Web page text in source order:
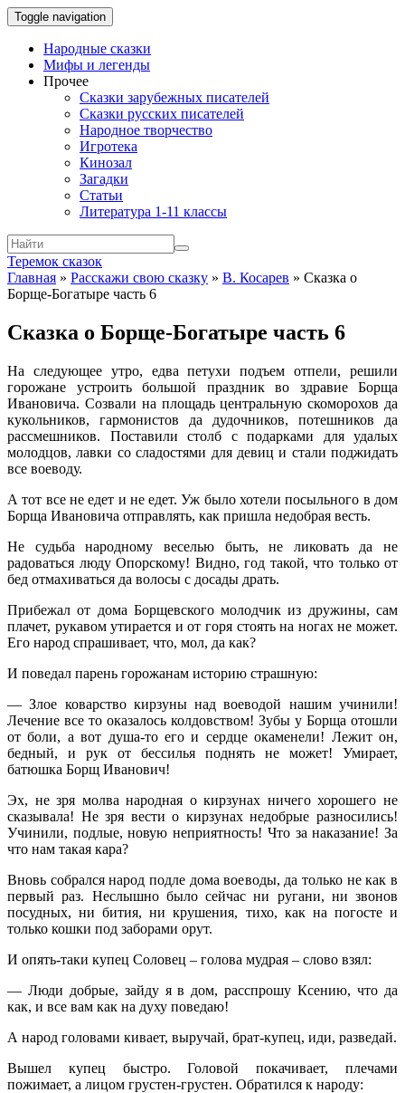
Toggle navigation
Народные сказки
Мифы и легенды
Прочее
Сказки зарубежных писателей
Сказки русских писателей
Народное творчество
Игротека
Кинозал
Загадки
Статьи
Литература 1-11 классы
Теремок сказок
Главная » Расскажи свою сказку » В. Косарев » Сказка о
Борще-Богатыре часть 6
Сказка о Борще-Богатыре часть 6
На следующее утро, едва петухи подъем отпели, решили
горожане устроить большой праздник во здравие Борща
Ивановича. Созвали на площадь центральную скоморохов да
кукольников, гармонистов да дудочников, потешников да
рассмешников. Поставили столб с подарками для удалых
молодцов, лавки со сладостями для девиц и стали поджидать
все воеводу.
А тот все не едет и не едет. Уж было хотели посыльного в дом
Борща Ивановича отправлять, как пришла недобрая весть.
Не судьба народному веселью быть, не ликовать да не
радоваться люду Опорскому! Видно, год такой, что только от
бед отмахиваться да волосы с досады драть.
Прибежал от дома Борщевского молодчик из дружины, сам
плачет, рукавом утирается и от горя стоять на ногах не может.
Его народ спрашивает, что, мол, да как?
И поведал парень горожанам историю страшную:
— Злое коварство кирзуны над воеводой нашим учинили!
Лечение все то оказалось колдовством! Зубы у Борща отошли
от боли, а вот душа-то его и сердце окаменели! Лежит он,
бедный, и рук от бессилья поднять не может! Умирает,
батюшка Борщ Иванович!
Эх, не зря молва народная о кирзунах ничего хорошего не
сказывала! Не зря вести о кирзунах недобрые разносились!
Учинили, подлые, новую неприятность! Что за наказание! За
что нам такая кара?
Вновь собрался народ подле дома воеводы, да только не как в
первый раз. Неслышно было сейчас ни ругани, ни звонов
посудных, ни бития, ни крушения, тихо, как на погосте и
только кошки под заборами орут.
И опять-таки купец Соловец – голова мудрая – слово взял:
— Люди добрые, зайду я в дом, расспрошу Ксению, что да
как, и все вам как на духу поведаю!
А народ головами кивает, выручай, брат-купец, иди, разведай.
Вышел купец быстро. Головой покачивает, плечами
пожимает, а лицом грустен-грустен. Обратился к народу: